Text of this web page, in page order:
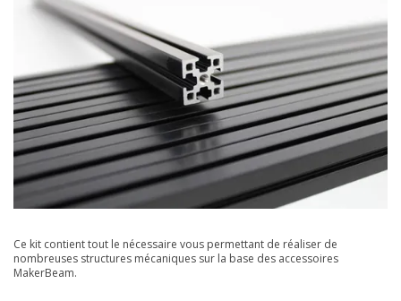
Ce kit contient tout le nécessaire vous permettant de réaliser de
nombreuses structures mécaniques sur la base des accessoires
MakerBeam.